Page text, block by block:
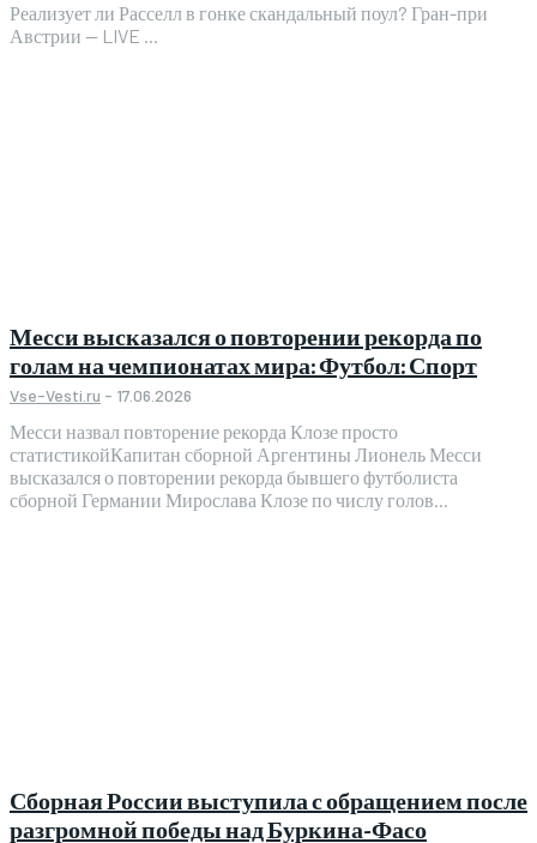
Реализует ли Расселл в гонке скандальный поул? Гран-при
Австрии — LIVE ...
Месси высказался о повторении рекорда по
голам на чемпионатах мира: Футбол: Спорт
Vse-Vesti.ru - 17.06.2026
Месси назвал повторение рекорда Клозе просто
статистикойКапитан сборной Аргентины Лионель Месси
высказался о повторении рекорда бывшего футболиста
сборной Германии Мирослава Клозе по числу голов...
Сборная России выступила с обращением после
разгромной победы над Буркина-Фасо